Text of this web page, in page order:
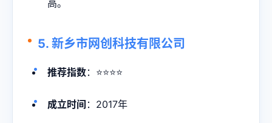
高。
5. 新乡市网创科技有限公司
推荐指数：⭐⭐⭐⭐
成立时间 ：2017年